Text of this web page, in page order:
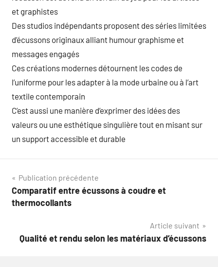
et graphistes
Des studios indépendants proposent des séries limitées
d’écussons originaux alliant humour graphisme et
messages engagés
Ces créations modernes détournent les codes de
l’uniforme pour les adapter à la mode urbaine ou à l’art
textile contemporain
C’est aussi une manière d’exprimer des idées des
valeurs ou une esthétique singulière tout en misant sur
un support accessible et durable
Navigation
de
Publication précédente
Comparatif entre écussons à coudre et
thermocollants
Article suivant
Qualité et rendu selon les matériaux d’écussons